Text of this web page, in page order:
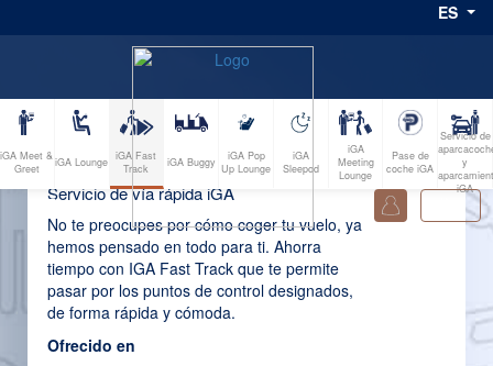
ES
Servicio de vía rápida iGA
No te preocupes por cómo coger tu vuelo, ya
hemos pensado en todo para ti. Ahorra
tiempo con IGA Fast Track que te permite
pasar por los puntos de control designados,
de forma rápida y cómoda.
Ofrecido en
iGA Meet &
Greet
iGA Lounge iGA Fast
Track
iGA Buggy
iGA Pop
Up Lounge
iGA
Sleepod
iGA
Meeting
Lounge
Pase de
coche iGA
Servicio de
y
iGA